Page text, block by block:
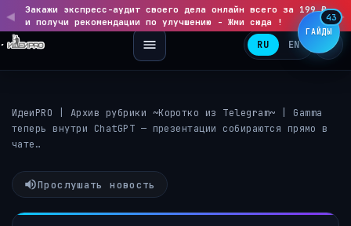
◀
Закажи экспресс-аудит своего дела онлайн всего за 199 ₽
и получи рекомендации по улучшению - Жми сюда !
▶
RU EN
ИдеиPRO Архив рубрики ~Коротко из Telegram~
Gamma
теперь внутри ChatGPT — презентации собираются прямо в
чате…
Прослушать новость
ГАЙДЫ
43